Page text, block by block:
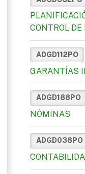
CONTROL DE
ADGD112PO
GARANTÍAS
ADGD188PO
NÓMINAS
ADGD038PO